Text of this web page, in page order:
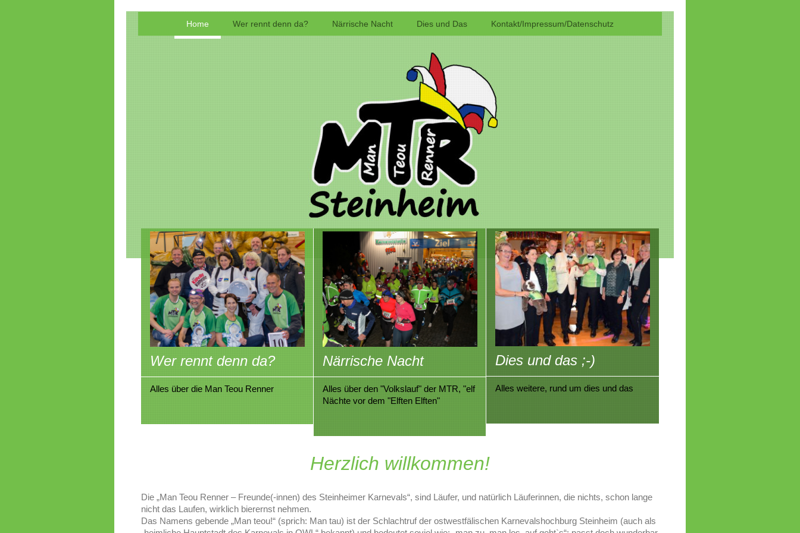
Home Wer rennt denn da? Närrische Nacht Dies und Das Kontakt/Impressum/Datenschutz
Wer rennt denn da?
Alles über die Man Teou Renner
Närrische Nacht
Alles über den "Volkslauf" der MTR, "elf
Nächte vor dem "Elften Elften"
Dies und das ;-)
Alles weitere, rund um dies und das
Herzlich willkommen!
Die „Man Teou Renner – Freunde(-innen) des Steinheimer Karnevals“, sind Läufer, und natürlich Läuferinnen, die nichts, schon lange
nicht das Laufen, wirklich bierernst nehmen.
Das Namens gebende „Man teou!“ (sprich: Man tau) ist der Schlachtruf der ostwestfälischen Karnevalshochburg Steinheim (auch als